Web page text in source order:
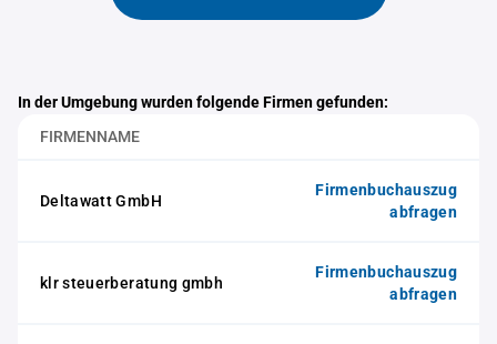
In der Umgebung wurden folgende Firmen gefunden:
FIRMENNAME
Deltawatt GmbH
Firmenbuchauszug
abfragen
klr steuerberatung gmbh
Firmenbuchauszug
abfragen